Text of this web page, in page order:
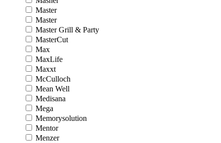
Master
Master
Master Grill & Party
MasterCut
Max
MaxLife
Maxxt
McCulloch
Mean Well
Medisana
Mega
Memorysolution
Mentor
Menzer